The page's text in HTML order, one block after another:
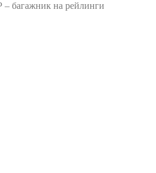
багажник на рейлинги